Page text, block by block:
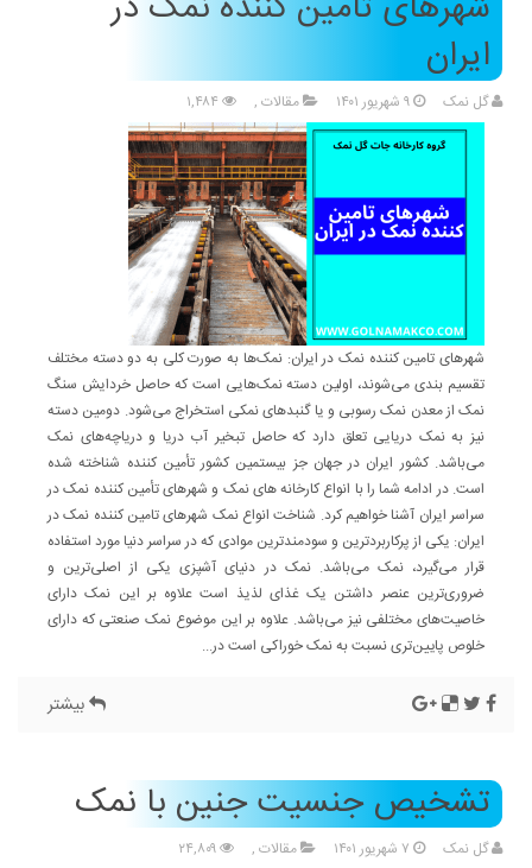
ایران
گل نمک مقالات ,
شهرهای تامین کننده نمک در ایران: نمک‌ها به صورت کلی به دو دسته مختلف
تقسیم بندی می‌شوند، اولین دسته نمک‌هایی است که حاصل خردایش سنگ
نمک از معدن نمک رسوبی و یا گنبدهای نمکی استخراج می‌شود. دومین دسته
نیز به نمک دریایی تعلق دارد که حاصل تبخیر آب دریا و دریاچه‌های نمک
می‌باشد. کشور ایران در جهان جز بیستمین کشور تأمین کننده شناخته شده
است. در ادامه شما را با انواع کارخانه‌ های نمک و شهرهای تأمین کننده نمک در
سراسر ایران آشنا خواهیم کرد. شناخت انواع نمک شهرهای تامین کننده نمک در
ایران: یکی از پرکاربردترین و سودمندترین موادی که در سراسر دنیا مورد استفاده
قرار می‌گیرد، نمک می‌باشد. نمک در دنیای آشپزی یکی از اصلی‌ترین و
ضروری‌ترین عنصر داشتن یک غذای لذیذ است علاوه بر این نمک دارای
خاصیت‌های مختلفی نیز می‌باشد. علاوه بر این موضوع نمک صنعتی که دارای
خلوص پایین‌تری نسبت به نمک خوراکی است در...
بیشتر
تشخیص جنسیت جنین با نمک
گل نمک مقالات ,